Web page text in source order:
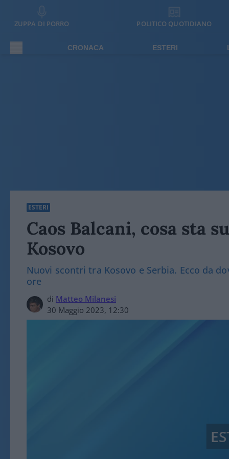
ZUPPA DI PORRO POLITICO QUOTIDIANO
CRONACA ESTERI
ESTERI
Caos Balcani, cosa sta
Kosovo
Nuovi scontri tra Kosovo e Serbia. Ecco da
ore
di Matteo Milanesi
30 Maggio 2023, 12:30